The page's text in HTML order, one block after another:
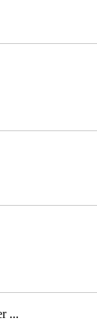
...